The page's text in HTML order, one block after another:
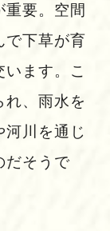
重要。空間
で下草が育
ます。こ
れ、雨水を
河川を通じ
だそうで